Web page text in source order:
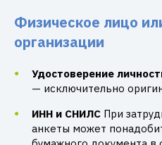
Физическое лицо
организации
Удостоверение
— исключительно
ИНН и СНИЛС При
анкеты может